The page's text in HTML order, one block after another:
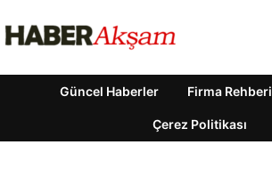
Güncel Haberler Firma Rehberi
Çerez Politikası